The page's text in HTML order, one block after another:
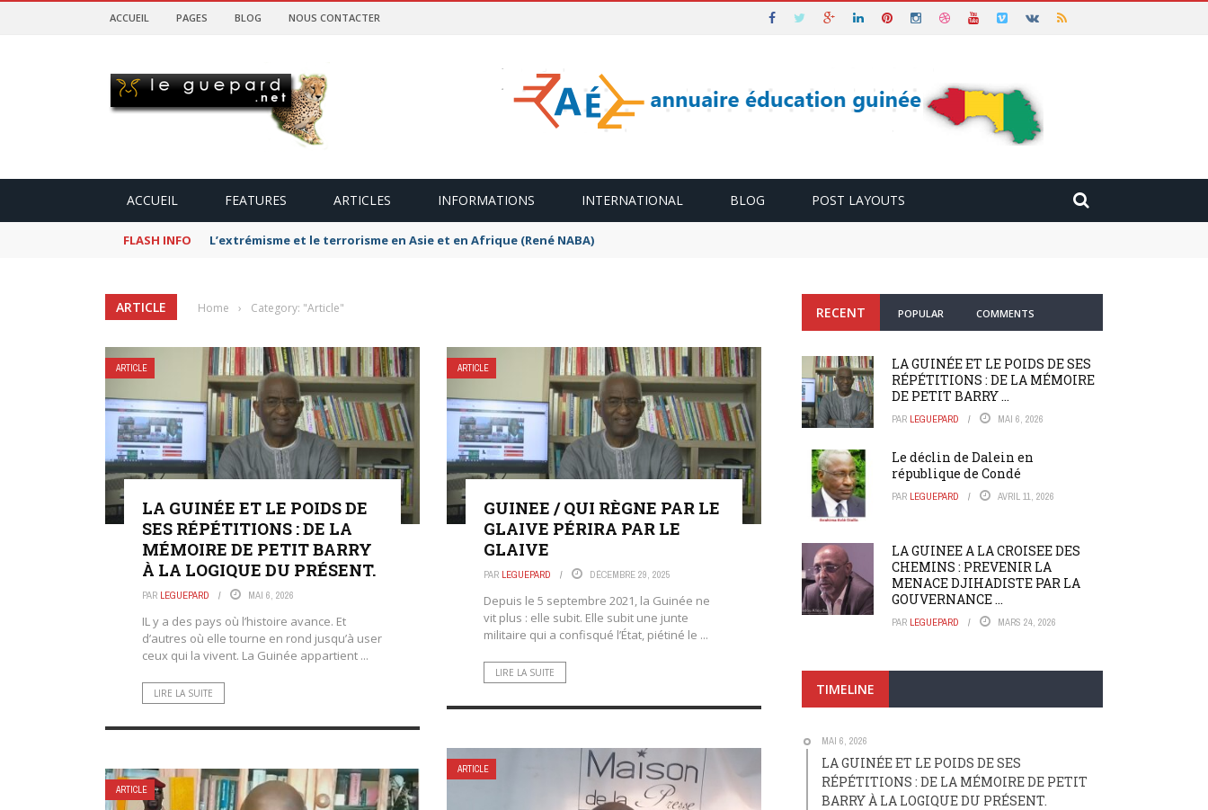
ACCUEIL PAGES BLOG NOUS CONTACTER
ACCUEIL FEATURES ARTICLES INFORMATIONS INTERNATIONAL BLOG POST LAYOUTS
FLASH INFO L’extrémisme et le terrorisme en Asie et en Afrique (René NABA)
ARTICLE Home › Category: "Article"
ARTICLE
LA GUINÉE ET LE POIDS DE
SES RÉPÉTITIONS : DE LA
MÉMOIRE DE PETIT BARRY
À LA LOGIQUE DU PRÉSENT.
PAR LEGUEPARD MAI 6, 2026
IL y a des pays où l’histoire avance. Et
d’autres où elle tourne en rond jusqu’à user
ceux qui la vivent. La Guinée appartient ...
LIRE LA SUITE
ARTICLE
GUINEE / QUI RÈGNE PAR LE
GLAIVE PÉRIRA PAR LE
GLAIVE
PAR LEGUEPARD DÉCEMBRE 29, 2025
Depuis le 5 septembre 2021, la Guinée ne
vit plus : elle subit. Elle subit une junte
militaire qui a confisqué l’État, piétiné le ...
LIRE LA SUITE
ARTICLE
ARTICLE
RECENT POPULAR COMMENTS
LA GUINÉE ET LE POIDS DE SES
RÉPÉTITIONS : DE LA MÉMOIRE
DE PETIT BARRY ...
PAR LEGUEPARD MAI 6, 2026
Le déclin de Dalein en
république de Condé
PAR LEGUEPARD AVRIL 11, 2026
LA GUINEE A LA CROISEE DES
CHEMINS : PREVENIR LA
MENACE DJIHADISTE PAR LA
GOUVERNANCE ...
PAR LEGUEPARD MARS 24, 2026
TIMELINE
MAI 6, 2026
LA GUINÉE ET LE POIDS DE SES
RÉPÉTITIONS : DE LA MÉMOIRE DE PETIT
BARRY À LA LOGIQUE DU PRÉSENT.